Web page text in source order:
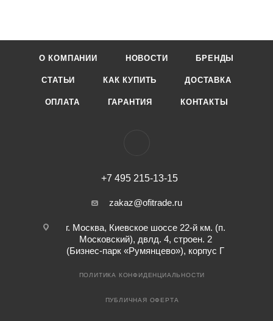
О КОМПАНИИ НОВОСТИ БРЕНДЫ
СТАТЬИ КАК КУПИТЬ ДОСТАВКА
ОПЛАТА ГАРАНТИЯ КОНТАКТЫ
+7 495 215-13-15
zakaz@ofitrade.ru
г. Москва, Киевское шоссе 22-й км. (п.
Московский), двлд. 4, строен. 2
(Бизнес-парк «Румянцево»), корпус Г
ПОЛИТИКА КОНФИДЕНЦИАЛЬНОСТИ
ПУБЛИЧНАЯ ОФЕРТА